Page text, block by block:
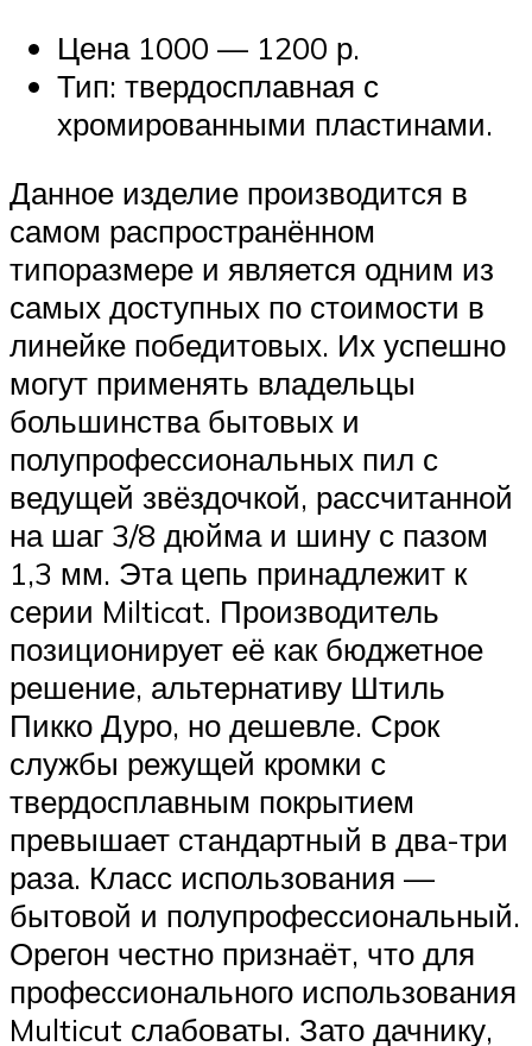
Цена 1000 — 1200 р.
Тип: твердосплавная с
хромированными пластинами.
Данное изделие производится в
самом распространённом
типоразмере и является одним из
самых доступных по стоимости в
линейке победитовых. Их успешно
могут применять владельцы
большинства бытовых и
полупрофессиональных пил с
ведущей звёздочкой, рассчитанной
на шаг 3/8 дюйма и шину с пазом
1,3 мм. Эта цепь принадлежит к
серии Milticat. Производитель
позиционирует её как бюджетное
решение, альтернативу Штиль
Пикко Дуро, но дешевле. Срок
службы режущей кромки с
твердосплавным покрытием
превышает стандартный в два-три
раза. Класс использования —
бытовой и полупрофессиональный.
Орегон честно признаёт, что для
профессионального использования
Multicut слабоваты. Зато дачнику,